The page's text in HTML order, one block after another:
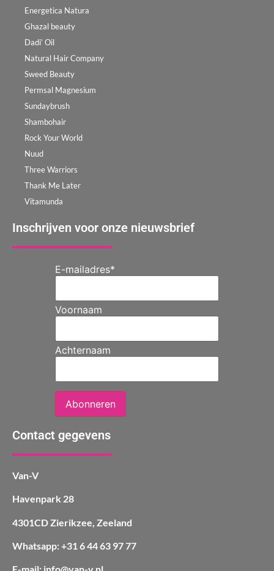
Energetica Natura
Ghazal beauty
Dadi’ Oil
Natural Hair Company
Sweed Beauty
Permsal Magnesium
Sundaybrush
Shambohair
Rock Your World
Nuud
Three Warriors
Thank Me Later
Vitamunda
Inschrijven voor onze nieuwsbrief
E-mailadres*
Voornaam
Achternaam
Abonneren
Contact gegevens
Van-V
Havenpark 28
4301CD Zierikzee, Zeeland
Whatsapp: +31 6 44 63 97 77